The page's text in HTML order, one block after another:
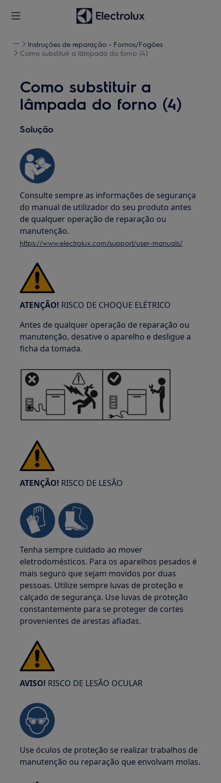
Instruções de reparação - Fornos/Fogões
Como substituir a lâmpada do forno (4)
Como substituir a
lâmpada do forno (4)
Solução
Consulte sempre as informações de segurança
do manual de utilizador do seu produto antes
de qualquer operação de reparação ou
manutenção.
https://www.electrolux.com/support/user-manuals/
ATENÇÃO! RISCO DE CHOQUE ELÉTRICO
Antes de qualquer operação de reparação ou
manutenção, desative o aparelho e desligue a
ficha da tomada.
ATENÇÃO! RISCO DE LESÃO
Tenha sempre cuidado ao mover
eletrodomésticos. Para os aparelhos pesados é
mais seguro que sejam movidos por duas
pessoas. Utilize sempre luvas de proteção e
calçado de segurança. Use luvas de proteção
constantemente para se proteger de cortes
provenientes de arestas afiadas.
AVISO! RISCO DE LESÃO OCULAR
Use óculos de proteção se realizar trabalhos de
manutenção ou reparação que envolvam molas.